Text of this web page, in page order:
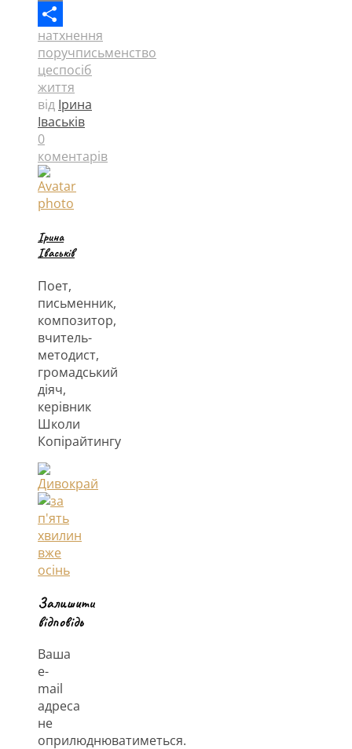
Email
Поділитися
натхнення
поручписьменство
цеспосіб
життя
від Ірина
Іваськів
0
коментарів
Ірина
Іваськів
Поет,
письменник,
композитор,
вчитель-
методист,
громадський
діяч,
керівник
Школи
Копірайтингу
Залишити
відповідь
Ваша
e-
mail
адреса
не
оприлюднюватиметься.